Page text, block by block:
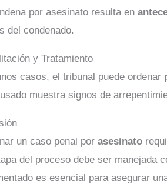
por asesinato resulta en
del condenado.
y Tratamiento
casos, el tribunal puede ordenar
muestra signos de
un caso penal por asesinato
del proceso debe ser manejada
es esencial para asegurar